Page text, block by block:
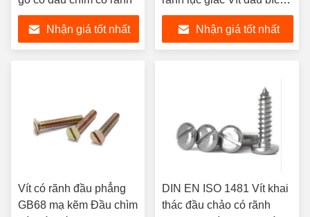
Nhận giá tốt nhất
có rãnh
Nhận giá tốt nhất
Vít có rãnh đầu phẳng
GB68 mạ kẽm Đầu chìm
DIN EN ISO 1481 Vít khai
thác đầu chảo có rãnh